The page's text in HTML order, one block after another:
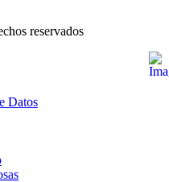
reservados
Datos